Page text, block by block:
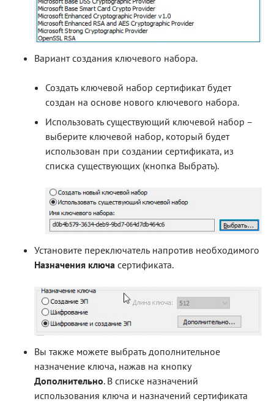
Вариант создания ключевого набора.
Создать ключевой набор сертификат будет
создан на основе нового ключевого набора.
Использовать существующий ключевой набор –
выберите ключевой набор, который будет
использован при создании сертификата, из
списка существующих (кнопка Выбрать).
Установите переключатель напротив необходимого
Назначения ключа сертификата.
Вы также можете выбрать дополнительное
назначение ключа, нажав на кнопку
Дополнительно. В списке назначений
использования ключа и назначений сертификата